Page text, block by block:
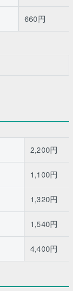
660円
2,200円
1,100円
1,320円
1,540円
4,400円